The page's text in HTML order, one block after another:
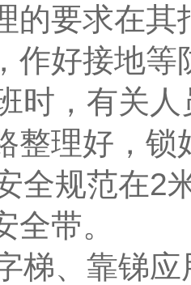
的要求在
作好接地等
，有关人
整理好，锁
规范在2
全带。
、靠锑应